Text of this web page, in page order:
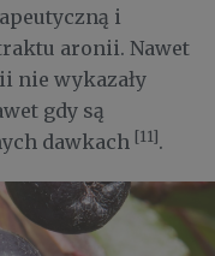
i
aronii. Nawet
nie wykazały
gdy są
dawkach [11] .